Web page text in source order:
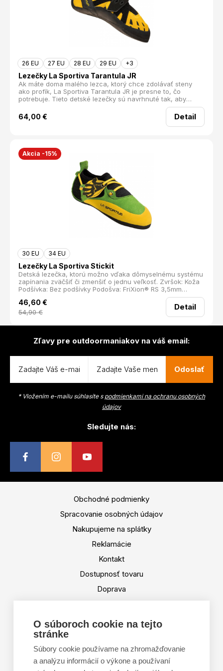
Medzipodošva: Laspoflex 1,1; P3 System Podošva: Vibram®
XSGrip2 - 3 mm Zapínanie: Viazanie Šírka obuvi: Normálna
26 EU 27 EU 28 EU 29 EU +3
Lezečky La Sportiva Tarantula JR
Ak máte doma malého lezca, ktorý chce zdolávať steny
ako profík, La Sportiva Tarantula JR je presne to, čo
potrebuje. Tieto detské lezečky sú navrhnuté tak, aby
poskytovali optimálnu oporu a pohodlie, pričom rešpektujú
rastúcu detskú nohu. Vaši malí športovci si ich zamilujú
nielen na umelých stenách, ale aj pri prvých pokusoch na
64,00 € Detail
Akcia -15%
30 EU 34 EU
Lezečky La Sportiva Stickit
Detská lezečka, ktorú možno vďaka dômyselnému systému
zapínania zväčšiť či zmenšiť o jednu veľkosť. Zvršok: Koža
Podšívka: Bez podšívky Podošva: FriXion® RS 3,5mm
Zapínanie: Viazacie Šírka obuvi: Normálne Hmotnosť/pár
(g): 220
46,60 €
54,90€
Detail
Zľavy pre outdoormaniakov na váš email:
Odoslať
* Vložením e-mailu súhlasíte s podmienkami na ochranu osobných
údajov
Sledujte nás:
Obchodné podmienky
Spracovanie osobných údajov
Nakupujeme na splátky
Reklamácie
Kontakt
Dostupnosť tovaru
Doprava
Výmena a vrátenie tovaru
Doporučená dĺžka lyží
Vypaľovanie papúč
O súboroch cookie na tejto
stránke
Súbory cookie používame na zhromažďovanie
a analýzu informácií o výkone a používaní